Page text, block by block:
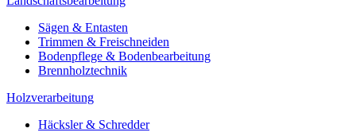
Sägen & Entasten
Trimmen & Freischneiden
Bodenpflege & Bodenbearbeitung
Brennholztechnik
Holzverarbeitung
Häcksler & Schredder